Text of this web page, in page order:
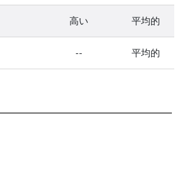
高い 平均的
-- 平均的